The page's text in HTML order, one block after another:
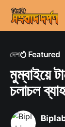
দেশ Featured
মুম্বাইয়ে
চলাচল